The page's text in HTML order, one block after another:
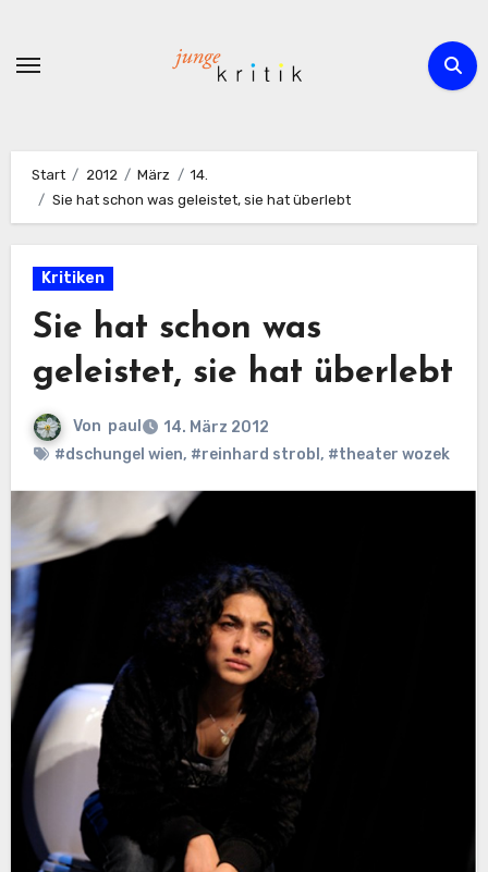
springen
Start 2012 März
14.
Sie hat schon was geleistet, sie hat überlebt
Kritiken
Sie hat schon was
geleistet, sie hat überlebt
Von paul
14. März 2012
#dschungel wien, #reinhard strobl , #theater wozek